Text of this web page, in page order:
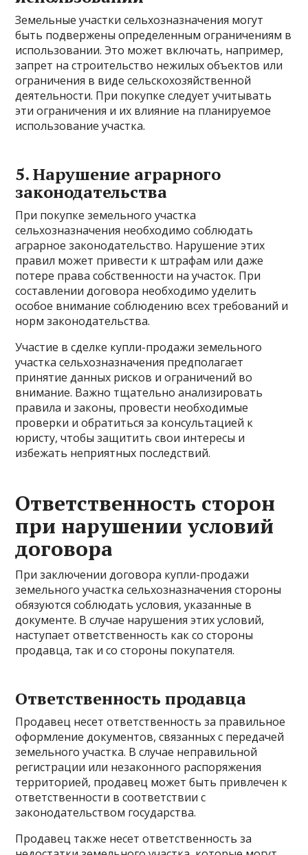
Земельные участки сельхозназначения могут
быть подвержены определенным ограничениям в
использовании. Это может включать, например,
запрет на строительство нежилых объектов или
ограничения в виде сельскохозяйственной
деятельности. При покупке следует учитывать
эти ограничения и их влияние на планируемое
использование участка.
5. Нарушение аграрного
законодательства
При покупке земельного участка
сельхозназначения необходимо соблюдать
аграрное законодательство. Нарушение этих
правил может привести к штрафам или даже
потере права собственности на участок. При
составлении договора необходимо уделить
особое внимание соблюдению всех требований и
норм законодательства.
Участие в сделке купли-продажи земельного
участка сельхозназначения предполагает
принятие данных рисков и ограничений во
внимание. Важно тщательно анализировать
правила и законы, провести необходимые
проверки и обратиться за консультацией к
юристу, чтобы защитить свои интересы и
избежать неприятных последствий.
Ответственность сторон
при нарушении условий
договора
При заключении договора купли-продажи
земельного участка сельхозназначения стороны
обязуются соблюдать условия, указанные в
документе. В случае нарушения этих условий,
наступает ответственность как со стороны
продавца, так и со стороны покупателя.
Ответственность продавца
Продавец несет ответственность за правильное
оформление документов, связанных с передачей
земельного участка. В случае неправильной
регистрации или незаконного распоряжения
территорией, продавец может быть привлечен к
ответственности в соответствии с
законодательством государства.
Продавец также несет ответственность за